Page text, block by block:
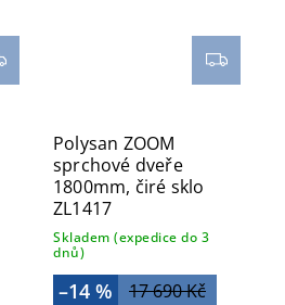
Polysan ZOOM
sprchové dveře
1800mm, čiré sklo
ZL1417
Skladem (expedice do 3
dnů)
17 690 Kč
–14 %